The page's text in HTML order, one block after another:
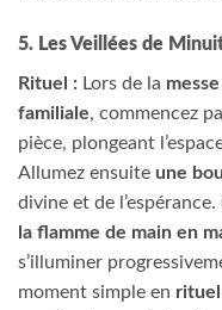
5. Les Veillées de
Rituel : Lors de la
familiale, commencez
pièce, plongeant
Allumez ensuite une
divine et de
la flamme de main en
s’illuminer
moment simple en rituel